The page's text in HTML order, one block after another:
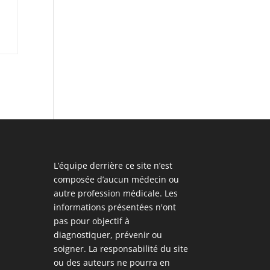
L’équipe derrière ce site n’est
composée d’aucun médecin ou
autre profession médicale. Les
informations présentées n'ont
pas pour objectif à
diagnostiquer, prévenir ou
soigner. La responsabilité du site
ou des auteurs ne pourra en